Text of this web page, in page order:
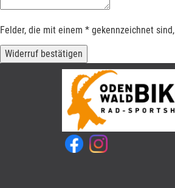
Felder, die mit einem * gekennzeichnet
Widerruf bestätigen